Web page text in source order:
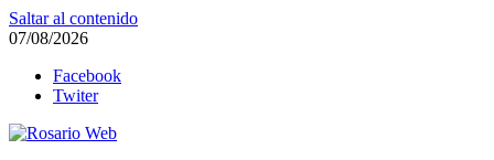
Saltar al contenido
07/08/2026
Facebook
Twiter